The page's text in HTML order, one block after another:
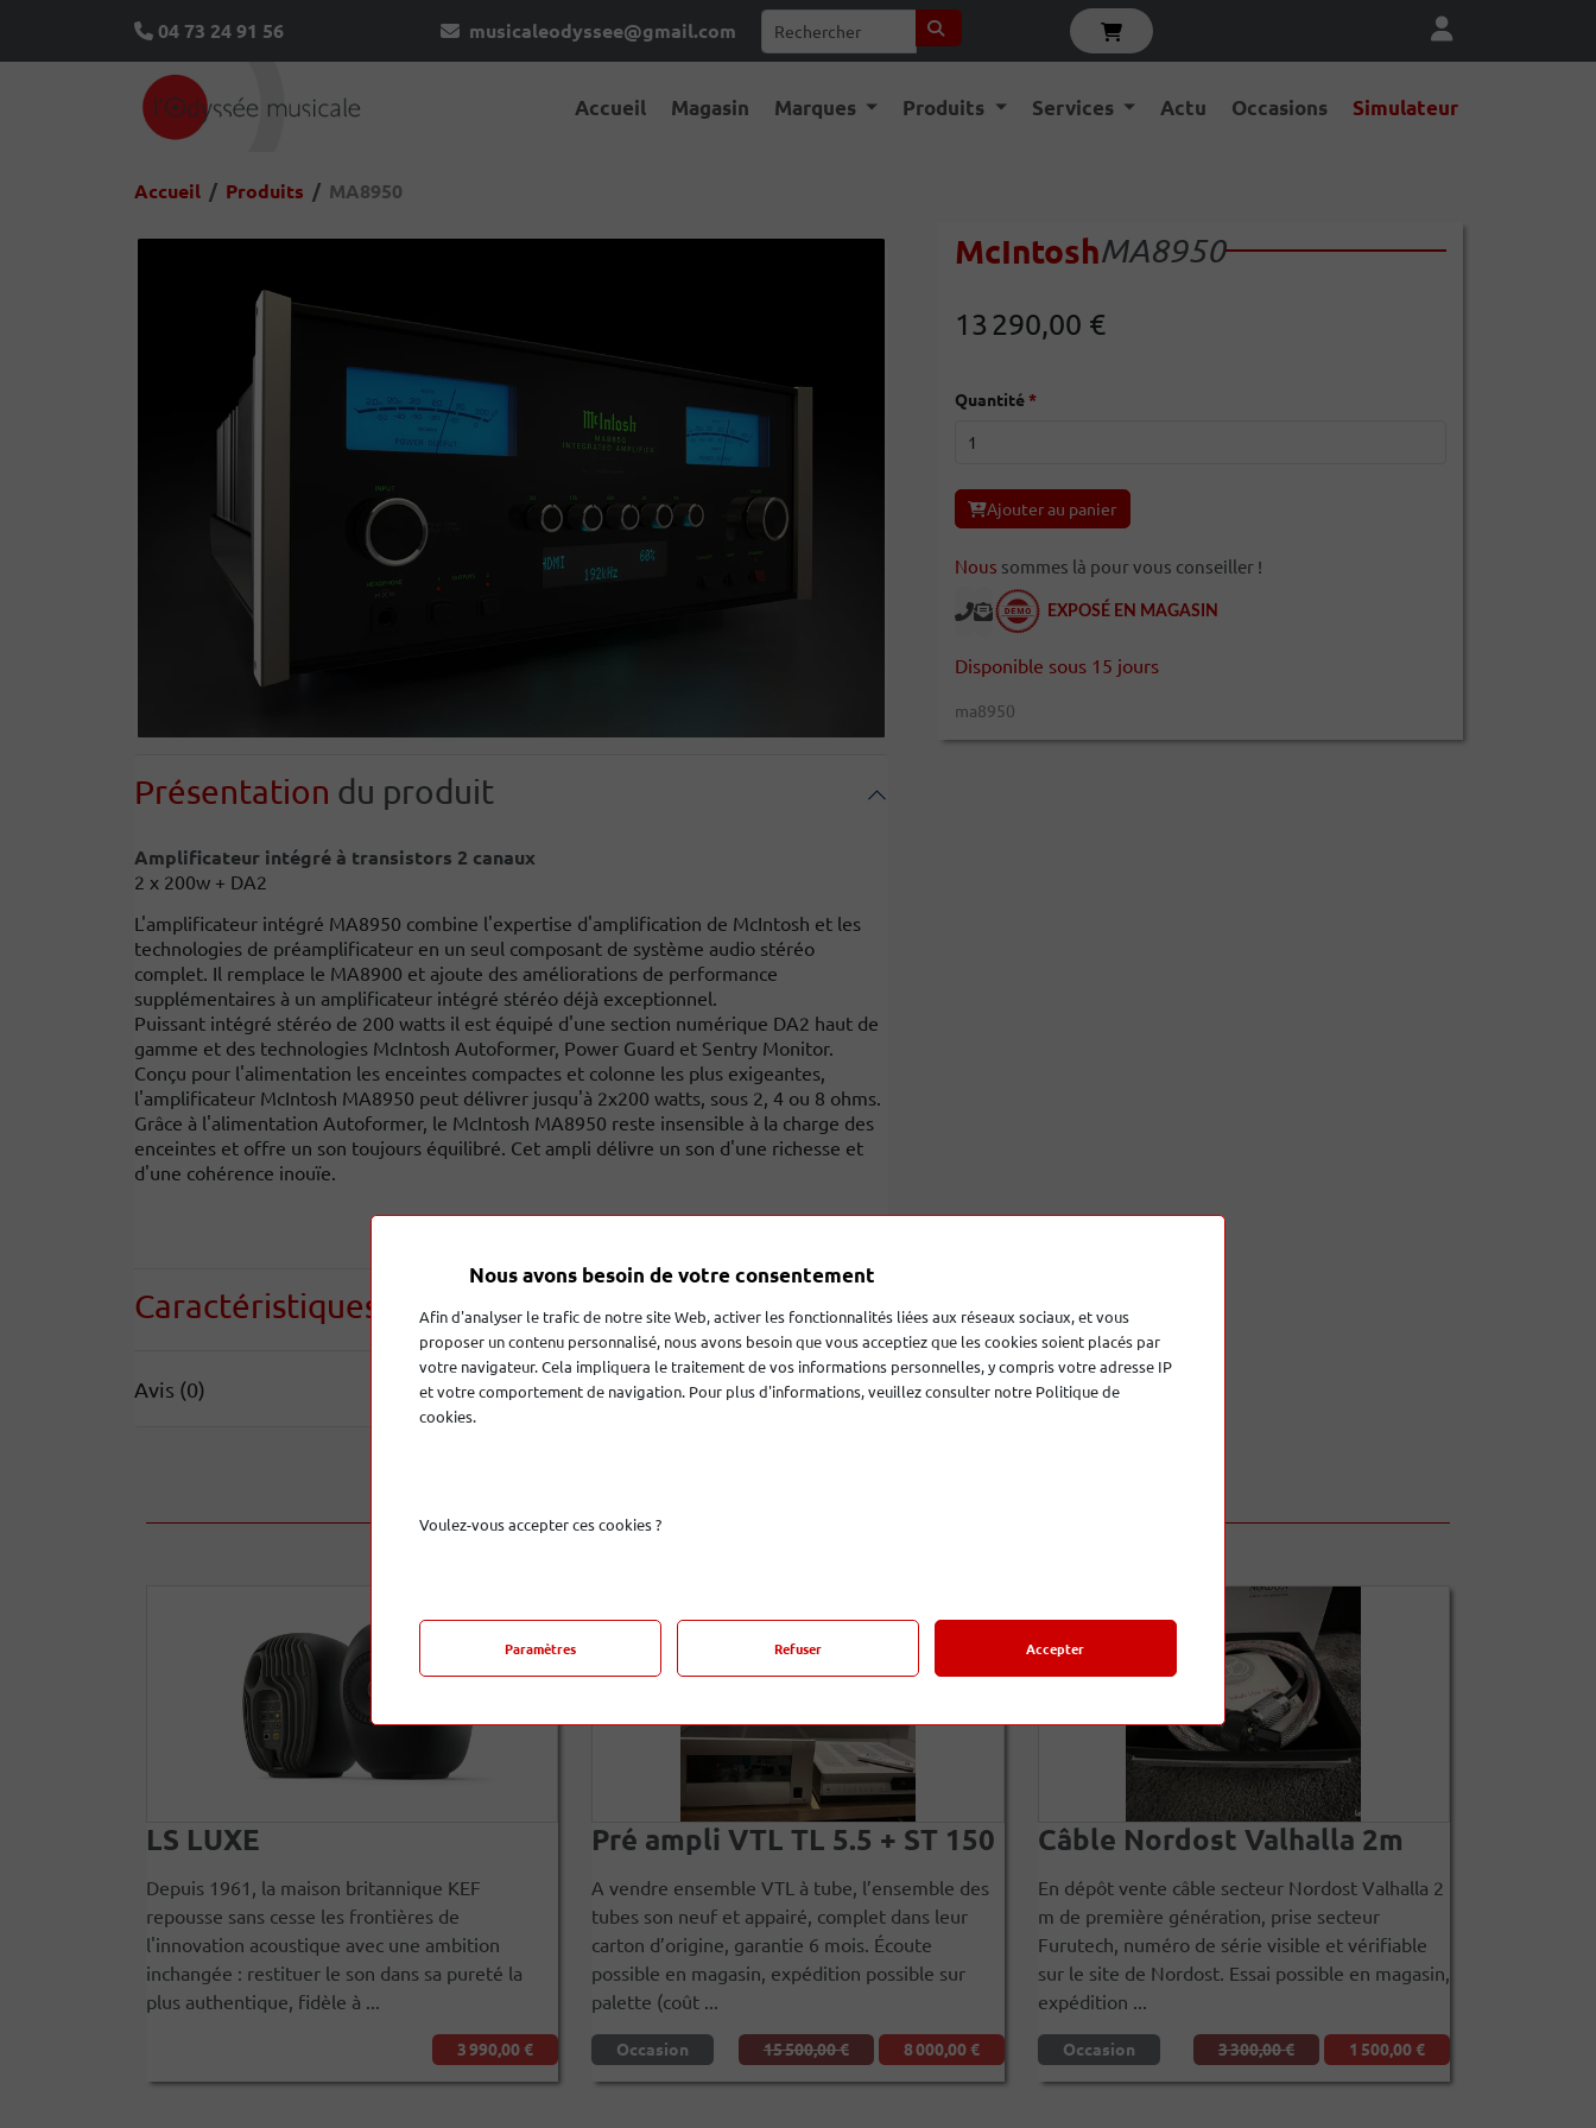
04 73 24 91 56 musicaleodyssee@gmail.com
Accueil Magasin Marques Produits Services Actu Occasions Simulateur
Accueil Produits MA8950
McIntoshMA8950
13 290,00 €
Quantité
Ajouter au panier
Nous sommes là pour vous conseiller !
EXPOSÉ EN MAGASIN
Disponible sous 15 jours
ma8950
Présentation du produit
Amplificateur intégré à transistors 2 canaux
2 x 200w + DA2
L'amplificateur intégré MA8950 combine l'expertise d'amplification de McIntosh et les
technologies de préamplificateur en un seul composant de système audio stéréo
complet. Il remplace le MA8900 et ajoute des améliorations de performance
supplémentaires à un amplificateur intégré stéréo déjà exceptionnel.
Puissant intégré stéréo de 200 watts il est équipé d'une section numérique DA2 haut de
gamme et des technologies McIntosh Autoformer, Power Guard et Sentry Monitor.
Conçu pour l'alimentation les enceintes compactes et colonne les plus exigeantes,
l'amplificateur McIntosh MA8950 peut délivrer jusqu'à 2x200 watts, sous 2, 4 ou 8 ohms.
Grâce à l'alimentation Autoformer, le McIntosh MA8950 reste insensible à la charge des
enceintes et offre un son toujours équilibré. Cet ampli délivre un son d'une richesse et
d'une cohérence inouïe.
Caractéristiques techniques
Avis (0)
LS LUXE
Depuis 1961, la maison britannique KEF
repousse sans cesse les frontières de
l'innovation acoustique avec une ambition
inchangée : restituer le son dans sa pureté la
plus authentique, fidèle à ...
3 990,00 €
Pré ampli VTL TL 5.5 + ST 150
A vendre ensemble VTL à tube, l’ensemble des
tubes son neuf et appairé, complet dans leur
carton d’origine, garantie 6 mois. Écoute
possible en magasin, expédition possible sur
palette (coût ...
Occasion 15 500,00 € 8 000,00 €
Câble Nordost Valhalla 2m
En dépôt vente câble secteur Nordost Valhalla 2
m de première génération, prise secteur
Furutech, numéro de série visible et vérifiable
sur le site de Nordost. Essai possible en magasin,
expédition ...
Occasion 3 300,00 € 1 500,00 €
Nous avons besoin de votre consentement
Afin d'analyser le trafic de notre site Web, activer les fonctionnalités liées aux réseaux sociaux, et vous
proposer un contenu personnalisé, nous avons besoin que vous acceptiez que les cookies soient placés par
votre navigateur. Cela impliquera le traitement de vos informations personnelles, y compris votre adresse IP
et votre comportement de navigation. Pour plus d'informations, veuillez consulter notre Politique de
cookies.
Voulez-vous accepter ces cookies ?
Paramètres Refuser Accepter